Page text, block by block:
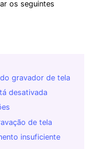
os seguintes
gravador de tela
desativada
de tela
insuficiente